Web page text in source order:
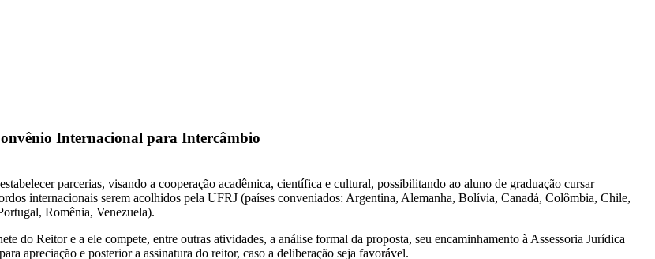
Internacional para Intercâmbio
parcerias, visando a cooperação acadêmica, científica e cultural, possibilitando ao aluno de graduação cursar
internacionais serem acolhidos pela UFRJ (países conveniados: Argentina, Alemanha, Bolívia, Canadá, Colômbia, Chile,
Romênia, Venezuela).
do Reitor e a ele compete, entre outras atividades, a análise formal da proposta, seu encaminhamento à Assessoria Jurídica
apreciação e posterior a assinatura do reitor, caso a deliberação seja favorável.